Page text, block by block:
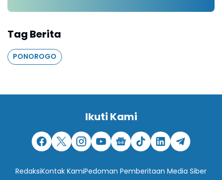
Tag Berita
PONOROGO
Ikuti Kami
RedaksiKontak KamiPedoman Pemberitaan Media Siber